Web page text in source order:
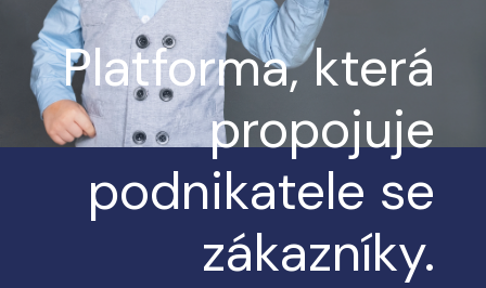
Platforma, která
propojuje
podnikatele se
zákazníky.